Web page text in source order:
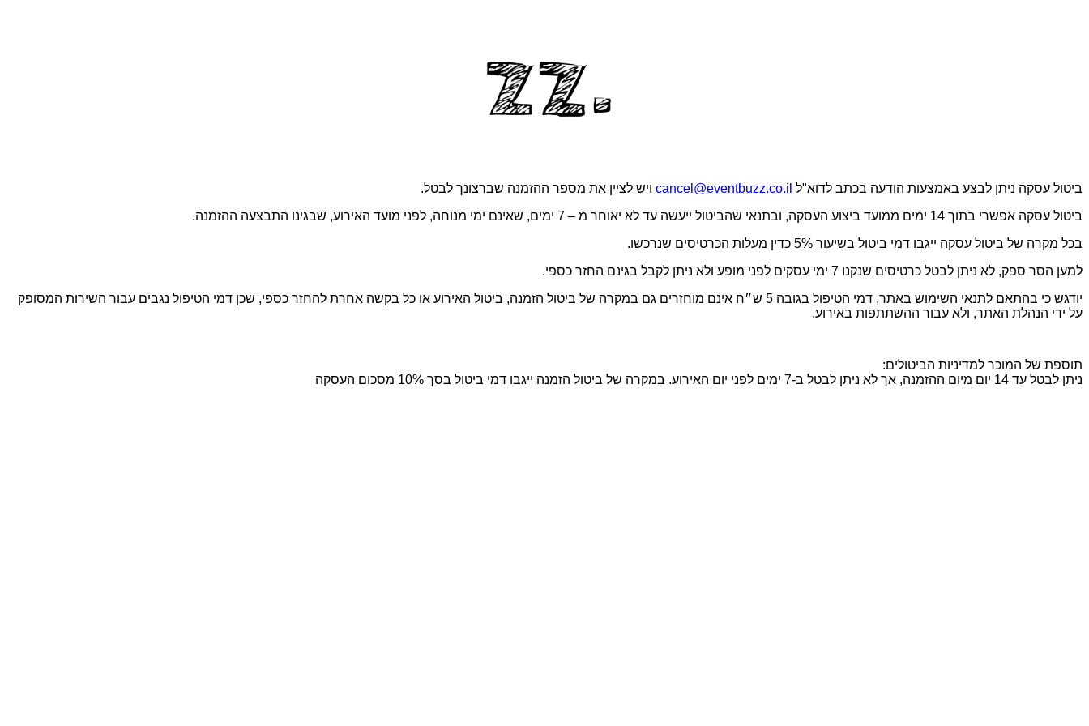
ביטול עסקה ניתן לבצע באמצעות הודעה בכתב לדוא"ל cancel@eventbuzz.co.il ויש לציין את מספר ההזמנה שברצונך לבטל.
ביטול עסקה אפשרי בתוך 14 ימים ממועד ביצוע העסקה, ובתנאי שהביטול ייעשה עד לא יאוחר מ – 7 ימים, שאינם ימי מנוחה, לפני מועד האירוע, שבגינו התבצעה ההזמנה.
בכל מקרה של ביטול עסקה ייגבו דמי ביטול בשיעור 5% כדין מעלות הכרטיסים שנרכשו.
למען הסר ספק, לא ניתן לבטל כרטיסים שנקנו 7 ימי עסקים לפני מופע ולא ניתן לקבל בגינם החזר כספי.
יודגש כי בהתאם לתנאי השימוש באתר, דמי הטיפול בגובה 5 ש״ח אינם מוחזרים גם במקרה של ביטול הזמנה, ביטול האירוע או כל בקשה אחרת להחזר כספי, שכן דמי הטיפול נגבים עבור השירות המסופק
על ידי הנהלת האתר, ולא עבור ההשתתפות באירוע.
תוספת של המוכר למדיניות הביטולים:
ניתן לבטל עד 14 יום מיום ההזמנה, אך לא ניתן לבטל ב-7 ימים לפני יום האירוע. במקרה של ביטול הזמנה ייגבו דמי ביטול בסך 10% מסכום העסקה